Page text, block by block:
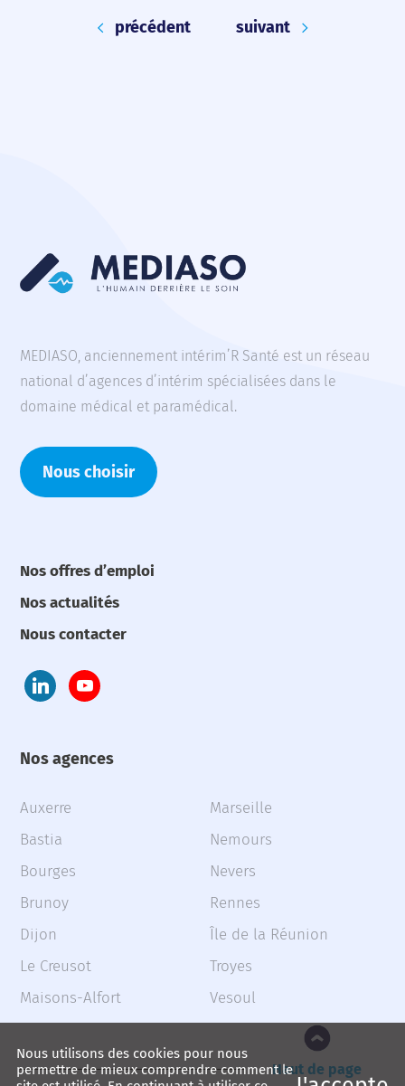
précédent suivant
MEDIASO, anciennement intérim’R Santé est un réseau
national d’agences d’intérim spécialisées dans le
domaine médical et paramédical.
Nous choisir
Nos offres d’emploi
Nos actualités
Nous contacter
Nos agences
Auxerre
Bastia
Bourges
Brunoy
Dijon
Le Creusot
Maisons-Alfort
Marseille
Nemours
Nevers
Rennes
Île de la Réunion
Troyes
Vesoul
Haut de page
Nous utilisons des cookies pour nous
permettre de mieux comprendre comment le